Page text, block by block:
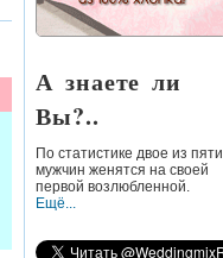
А знаете ли
Вы?..
По статистике двое из пяти
мужчин женятся на своей
первой возлюбленной.
Ещё...